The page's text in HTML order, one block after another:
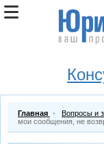
Главная Вопросы и
мои сообщения, не